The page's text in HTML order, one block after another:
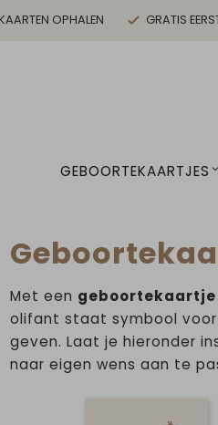
OPHALEN GRATIS
GEBOORTEKAARTJES
Met een
olifant staat symbool voor
geven. Laat je hieronder
naar eigen wens aan te